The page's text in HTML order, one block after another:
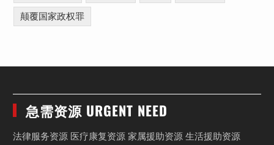
颠覆国家政权罪
急需资源 URGENT NEED
法律服务资源 医疗康复资源 家属援助资源 生活援助资源